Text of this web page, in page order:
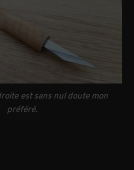
est sans nul doute mon
préféré.